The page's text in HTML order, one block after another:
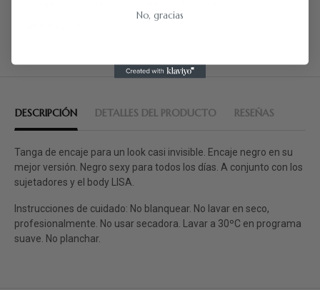
DESCRIPCIÓN DETALLES DEL PRODUCTO RESEÑAS
Tanga de encaje para un look casi invisible. Encaje negro en su
mejor versión. Negro sexy para todos los días. A conjunto con los
sujetadores y el body LISA.
Instrucciones de cuidado: No blanquear. No lavar en seco,
profesionalmente. No usar secadora. Lavar a 30ºC en programa
suave. No planchar.
No, gracias